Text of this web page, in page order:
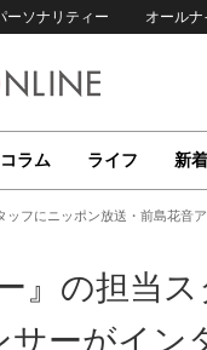
ーソナリティー オール
コラム ライフ 新
ッフにニッポン放送・前島花音
』の担当
ーがイン